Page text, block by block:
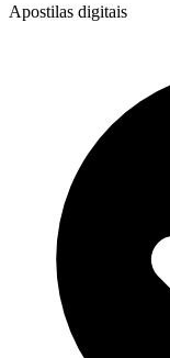
Apostilas digitais